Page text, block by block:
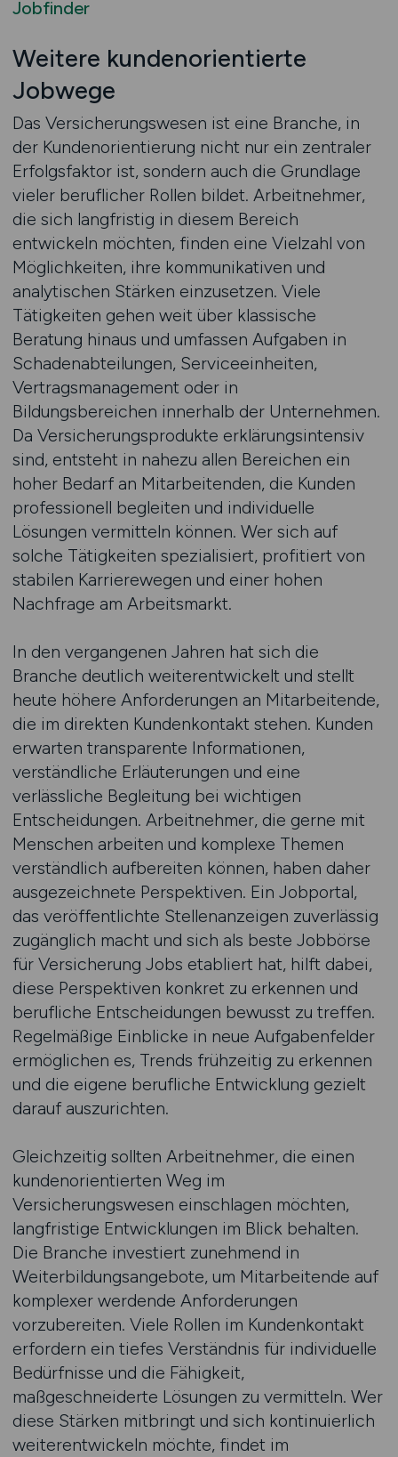
Jobfinder
Weitere kundenorientierte
Jobwege
Das Versicherungswesen ist eine Branche, in
der Kundenorientierung nicht nur ein zentraler
Erfolgsfaktor ist, sondern auch die Grundlage
vieler beruflicher Rollen bildet. Arbeitnehmer,
die sich langfristig in diesem Bereich
entwickeln möchten, finden eine Vielzahl von
Möglichkeiten, ihre kommunikativen und
analytischen Stärken einzusetzen. Viele
Tätigkeiten gehen weit über klassische
Beratung hinaus und umfassen Aufgaben in
Schadenabteilungen, Serviceeinheiten,
Vertragsmanagement oder in
Bildungsbereichen innerhalb der Unternehmen.
Da Versicherungsprodukte erklärungsintensiv
sind, entsteht in nahezu allen Bereichen ein
hoher Bedarf an Mitarbeitenden, die Kunden
professionell begleiten und individuelle
Lösungen vermitteln können. Wer sich auf
solche Tätigkeiten spezialisiert, profitiert von
stabilen Karrierewegen und einer hohen
Nachfrage am Arbeitsmarkt.
In den vergangenen Jahren hat sich die
Branche deutlich weiterentwickelt und stellt
heute höhere Anforderungen an Mitarbeitende,
die im direkten Kundenkontakt stehen. Kunden
erwarten transparente Informationen,
verständliche Erläuterungen und eine
verlässliche Begleitung bei wichtigen
Entscheidungen. Arbeitnehmer, die gerne mit
Menschen arbeiten und komplexe Themen
verständlich aufbereiten können, haben daher
ausgezeichnete Perspektiven. Ein Jobportal,
das veröffentlichte Stellenanzeigen zuverlässig
zugänglich macht und sich als beste Jobbörse
für Versicherung Jobs etabliert hat, hilft dabei,
diese Perspektiven konkret zu erkennen und
berufliche Entscheidungen bewusst zu treffen.
Regelmäßige Einblicke in neue Aufgabenfelder
ermöglichen es, Trends frühzeitig zu erkennen
und die eigene berufliche Entwicklung gezielt
darauf auszurichten.
Gleichzeitig sollten Arbeitnehmer, die einen
kundenorientierten Weg im
Versicherungswesen einschlagen möchten,
langfristige Entwicklungen im Blick behalten.
Die Branche investiert zunehmend in
Weiterbildungsangebote, um Mitarbeitende auf
komplexer werdende Anforderungen
vorzubereiten. Viele Rollen im Kundenkontakt
erfordern ein tiefes Verständnis für individuelle
Bedürfnisse und die Fähigkeit,
maßgeschneiderte Lösungen zu vermitteln. Wer
diese Stärken mitbringt und sich kontinuierlich
weiterentwickeln möchte, findet im